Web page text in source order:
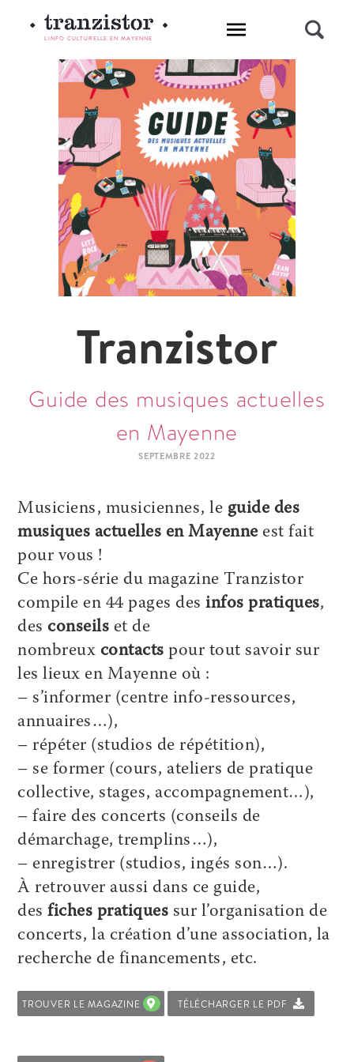
L'INFO CULTURELLE EN MAYENNE
Tranzistor
Guide des musiques actuelles
en Mayenne
SEPTEMBRE 2022
Musiciens, musiciennes, le guide des
musiques actuelles en Mayenneest fait
pour vous !
Ce hors-série du magazine Tranzistor
compile en 44 pages desinfos pratiques,
desconseils et de
nombreux contacts pour tout savoir sur
les lieux en Mayenne où :
– s’informer (centre info-ressources,
annuaires…),
– répéter (studios de répétition),
– se former (cours, ateliers de pratique
collective, stages, accompagnement…),
– faire des concerts (conseils de
démarchage, tremplins…),
– enregistrer (studios, ingés son…).
À retrouver aussi dans ce guide,
desfiches pratiques sur l’organisation de
concerts, la création d’une association, la
recherche de financements, etc.
TROUVER LE MAGAZINE TÉLÉCHARGER LE PDF